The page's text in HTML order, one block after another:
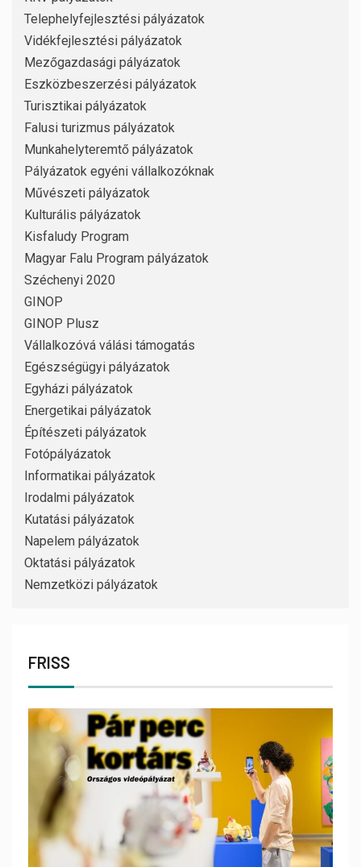
Telephelyfejlesztési pályázatok
Vidékfejlesztési pályázatok
Mezőgazdasági pályázatok
Eszközbeszerzési pályázatok
Turisztikai pályázatok
Falusi turizmus pályázatok
Munkahelyteremtő pályázatok
Pályázatok egyéni vállalkozóknak
Művészeti pályázatok
Kulturális pályázatok
Kisfaludy Program
Magyar Falu Program pályázatok
Széchenyi 2020
GINOP
GINOP Plusz
Vállalkozóvá válási támogatás
Egészségügyi pályázatok
Egyházi pályázatok
Energetikai pályázatok
Építészeti pályázatok
Fotópályázatok
Informatikai pályázatok
Irodalmi pályázatok
Kutatási pályázatok
Napelem pályázatok
Oktatási pályázatok
Nemzetközi pályázatok
FRISS